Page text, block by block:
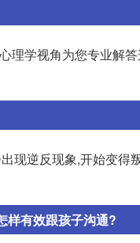
理学视角为您专业解
现逆反现象,开始变
样有效跟孩子沟通?